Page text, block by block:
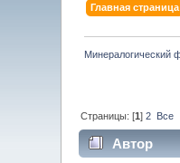
Главная страница
Минералогический
Страницы: [1]2 Все
Автор